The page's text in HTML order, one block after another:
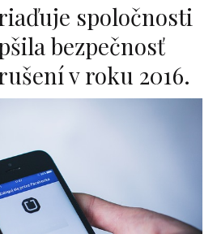
spoločnosti
bezpečnosť
v roku 2016.